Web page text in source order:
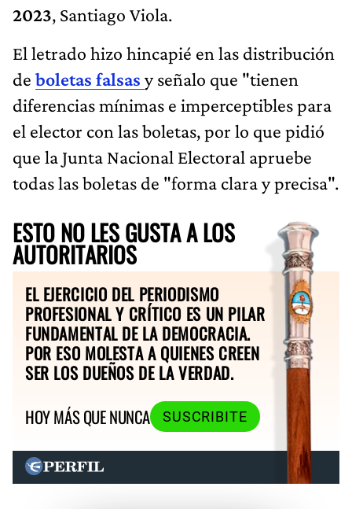
2023, Santiago Viola.
El letrado hizo hincapié en las distribución
de boletas falsas y señalo que "tienen
diferencias mínimas e imperceptibles para
el elector con las boletas, por lo que pidió
que la Junta Nacional Electoral apruebe
todas las boletas de "forma clara y precisa".
ESTO NO LES GUSTA A LOS
AUTORITARIOS
EL EJERCICIO DEL PERIODISMO
PROFESIONAL Y CRÍTICO ES UN PILAR
FUNDAMENTAL DE LA DEMOCRACIA.
POR ESO MOLESTA A QUIENES CREEN
SER LOS DUEÑOS DE LA VERDAD.
HOY MÁS QUE NUNCA
SUSCRIBITE